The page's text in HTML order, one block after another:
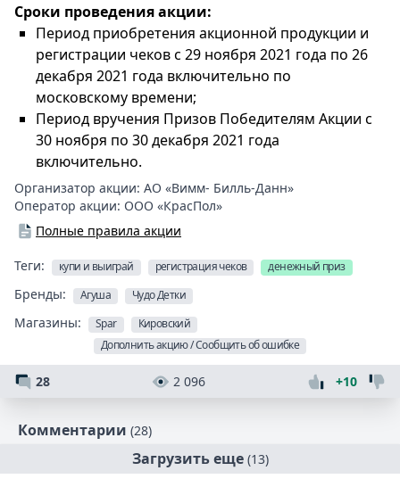
Сроки проведения акции:
Период приобретения акционной продукции и
регистрации чеков с 29 ноября 2021 года по 26
декабря 2021 года включительно по
московскому времени;
Период вручения Призов Победителям Акции с
30 ноября по 30 декабря 2021 года
включительно.
Организатор акции: АО «Вимм- Билль-Данн»
Оператор акции: ООО «КрасПол»
Полные правила акции
Теги: купи и выиграй регистрация чеков денежный приз
Бренды: Агуша Чудо Детки
Магазины: Spar
Кировский
Дополнить акцию / Сообщить об ошибке
28 2 096 +10
Комментарии (28)
Загрузить еще (13)